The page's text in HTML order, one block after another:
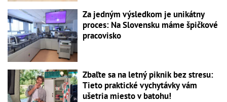
Za jedným výsledkom je unikátny
proces: Na Slovensku máme špičkové
pracovisko
Zbaľte sa na letný piknik bez stresu:
Tieto praktické vychytávky vám
ušetria miesto v batohu!